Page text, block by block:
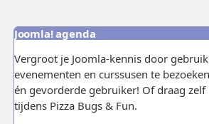
Joomla! agenda
Vergroot je Joomla-kennis door
evenementen en curssusen te
én gevorderde gebruiker! Of draag zelf
tijdens Pizza Bugs & Fun.